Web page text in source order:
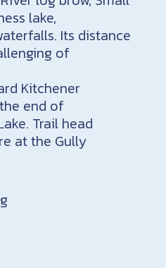
lake,
Its distance
of
Kitchener
end of
Trail head
at the Gully